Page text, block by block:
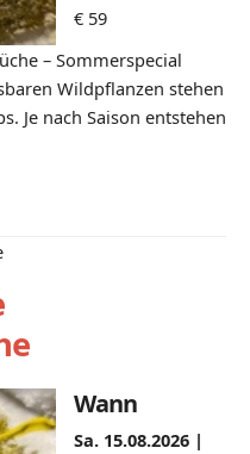
€ 59
– Sommerspecial
Wildpflanzen stehen
Je nach Saison entstehen
Wann
Sa. 15.08.2026 |